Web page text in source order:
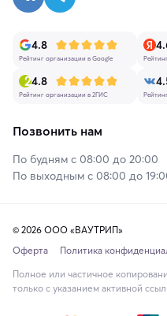
4.8
Рейтинг организации в Google
4.8
Рейтинг организации в 2ГИС
Позвонить нам
По будням с 08:00 до 20:00
По выходным с 08:00 до
© 2026 ООО «ВАУТРИП»
Оферта
Политика
Полное или частичное
только с указанием активной